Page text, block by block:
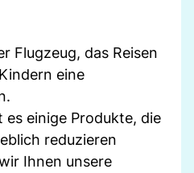
Flugzeug, das Reisen
eine
es einige Produkte, die
reduzieren
Ihnen unsere